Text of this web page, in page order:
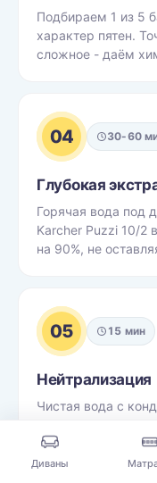
Подбираем 1 из 5
характер пятен.
сложное - даём
04 30-60
Глубокая
Горячая вода под
Karcher Puzzi 10/2
на 90%, не
05 15 мин
Нейтрализация
Чистая вода с
использованию
и питомцев.
Диваны